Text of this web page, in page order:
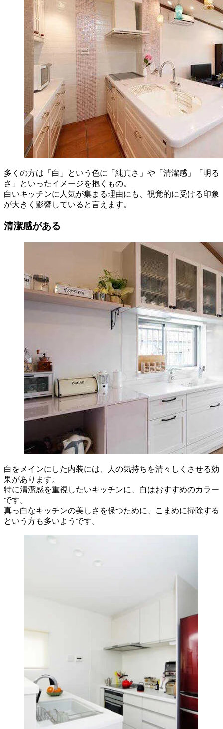
多くの方は「白」という色に「純真さ」や「清潔感」「明る
さ」といったイメージを抱くもの。
白いキッチンに人気が集まる理由にも、視覚的に受ける印象
が大きく影響していると言えます。
清潔感がある
白をメインにした内装には、人の気持ちを清々しくさせる効
果があります。
特に清潔感を重視したいキッチンに、白はおすすめのカラー
です。
真っ白なキッチンの美しさを保つために、こまめに掃除する
という方も多いようです。